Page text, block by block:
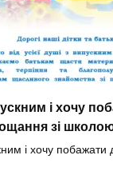
і хочу
зі
і хочу побажати